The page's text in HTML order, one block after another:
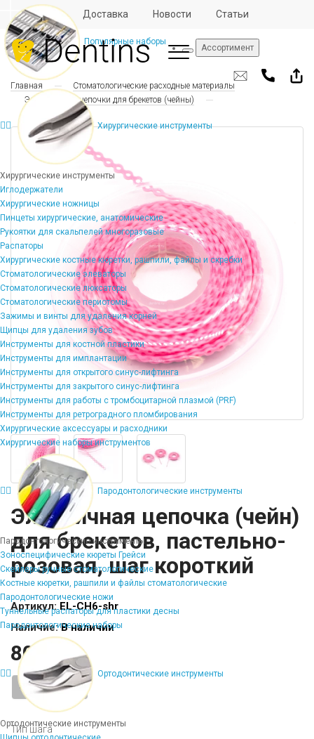
Отзывы Доставка Новости Статьи
Ассортимент
Популярные наборы
Хирургические инструменты
Хирургические инструменты
Иглодержатели
Хирургические ножницы
Пинцеты хирургические, анатомические
Рукоятки для скальпелей многоразовые
Распаторы
Хирургические костные кюретки, рашпили, файлы и скребки
Стоматологические элеваторы
Стоматологические люксаторы
Стоматологические периотомы
Зажимы и винты для удаления корней
Щипцы для удаления зубов
Инструменты для костной пластики
Инструменты для имплантации
Инструменты для открытого синус-лифтинга
Инструменты для закрытого синус-лифтинга
Инструменты для работы с тромбоцитарной плазмой (PRF)
Инструменты для ретроградного пломбирования
Хирургические аксессуары и расходники
Хирургические наборы инструментов
Пародонтологические инструменты
Пародонтологические инструменты
Зоноспецифические кюреты Грейси
Скейлеры ручные стоматологические
Костные кюретки, рашпили и файлы стоматологические
Пародонтологические ножи
Туннельные распаторы для пластики десны
Пародонтологические наборы
Ортодонтические инструменты
Ортодонтические инструменты
Главная
Стоматологические расходные материалы
Эластические цепочки для брекетов (чейны)
Эластичная цепочка (чейн)
для брекетов, пастельно-
розовая, шаг короткий
Артикул:EL-CH6-shr
Наличие:В наличии
804 ₽
- +
Тип шага